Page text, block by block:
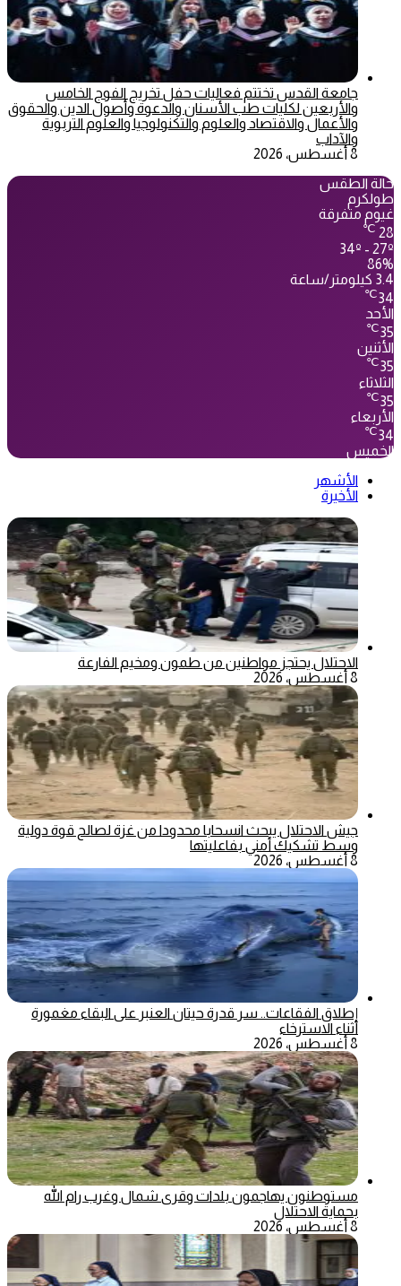
جامعة القدس تختتم فعاليات حفل تخريج الفوج الخامس
والأربعين لكليات طب الأسنان والدعوة وأصول الدين والحقوق
والأعمال والاقتصاد والعلوم والتكنولوجيا والعلوم التربوية
والآداب
8 أغسطس، 2026
حالة الطقس
طولكرم
غيوم متفرقة
28
℃
34º - 27º
86%
3.4 كيلومتر/ساعة
34
℃
الأحد
35
℃
الأثنين
35
℃
الثلاثاء
35
℃
الأربعاء
34
℃
الخميس
الأشهر
الأخيرة
الاحتلال يحتجز مواطنين من طمون ومخيم الفارعة
8 أغسطس، 2026
جيش الاحتلال يبحث انسحابا محدودا من غزة لصالح قوة دولية
وسط تشكيك أمني بفاعليتها
8 أغسطس، 2026
إطلاق الفقاعات.. سر قدرة حيتان العنبر على البقاء مغمورة
أثناء الاسترخاء
8 أغسطس، 2026
مستوطنون يهاجمون بلدات وقرى شمال وغرب رام الله
بحماية الاحتلال
8 أغسطس، 2026